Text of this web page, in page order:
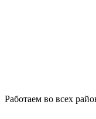
Работаем во всех